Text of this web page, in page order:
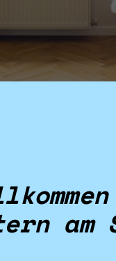
am